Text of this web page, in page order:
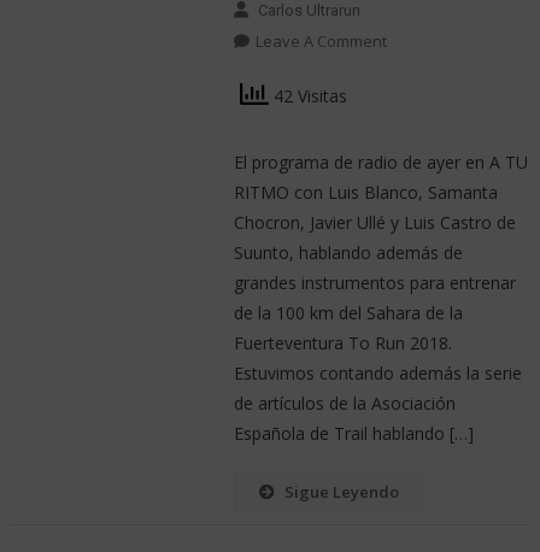
Carlos Ultrarun
Leave A Comment
42 Visitas
El programa de radio de ayer en A TU
RITMO con Luis Blanco, Samanta
Chocron, Javier Ullé y Luis Castro de
Suunto, hablando además de
grandes instrumentos para entrenar
de la 100 km del Sahara de la
Fuerteventura To Run 2018.
Estuvimos contando además la serie
de artículos de la Asociación
Española de Trail hablando […]
Sigue Leyendo